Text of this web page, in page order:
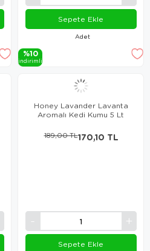
Adet
Sepete Ekle
%10
i̇ndi̇ri̇mli̇
Honey Lavander Lavanta
Aromalı Kedi Kumu 5 Lt
170,10 TL
189,00 TL
Sepete Ekle